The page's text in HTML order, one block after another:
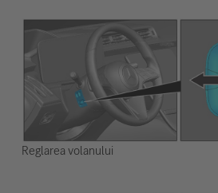
Reglarea volanului